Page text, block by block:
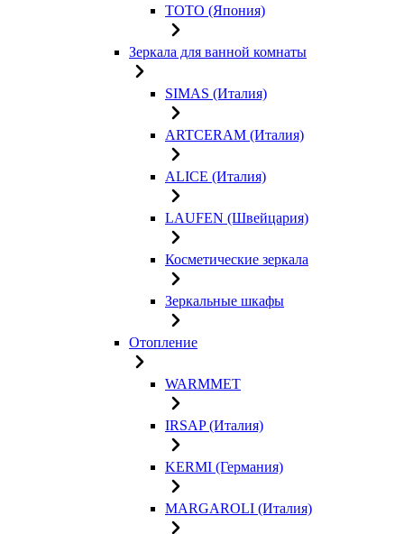
TOTO (Япония)
Зеркала для ванной комнаты
SIMAS (Италия)
ARTCERAM (Италия)
ALICE (Италия)
LAUFEN (Швейцария)
Косметические зеркала
Зеркальные шкафы
Отопление
WARMMET
IRSAP (Италия)
KERMI (Германия)
MARGAROLI (Италия)